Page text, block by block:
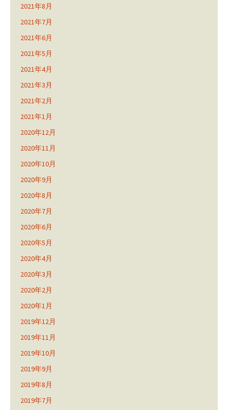
2021年8月
2021年7月
2021年6月
2021年5月
2021年4月
2021年3月
2021年2月
2021年1月
2020年12月
2020年11月
2020年10月
2020年9月
2020年8月
2020年7月
2020年6月
2020年5月
2020年4月
2020年3月
2020年2月
2020年1月
2019年12月
2019年11月
2019年10月
2019年9月
2019年8月
2019年7月